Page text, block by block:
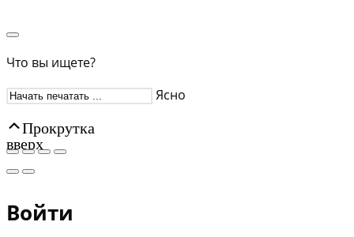
Что вы ищете?
Ясно
Прокрутка
вверх
Войти